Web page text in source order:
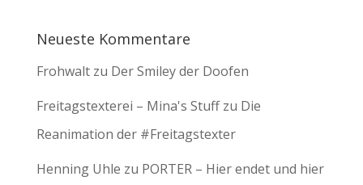
Neueste Kommentare
Frohwaltzu Der Smiley der Doofen
Freitagstexterei – Mina's Stuffzu Die
Reanimation der #Freitagstexter
Henning Uhle zu PORTER – Hier endet und hier